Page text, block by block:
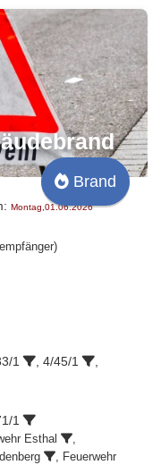
Brand
Montag,01.06.2026
1 4/45/1
1
Esthal
,
, Feuerwehr